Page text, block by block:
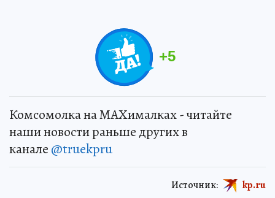
+5
Комсомолка на MAXималках - читайте
наши новости раньше других в
канале @truekpru
Источник: kp.ru